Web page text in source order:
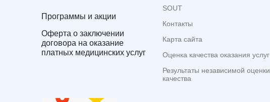
Программы и акции
Оферта о заключении
договора на оказание
платных медицинских услуг
SOUT
Контакты
Карта сайта
Оценка качества оказания услуг
Результаты независимой оценки
качества